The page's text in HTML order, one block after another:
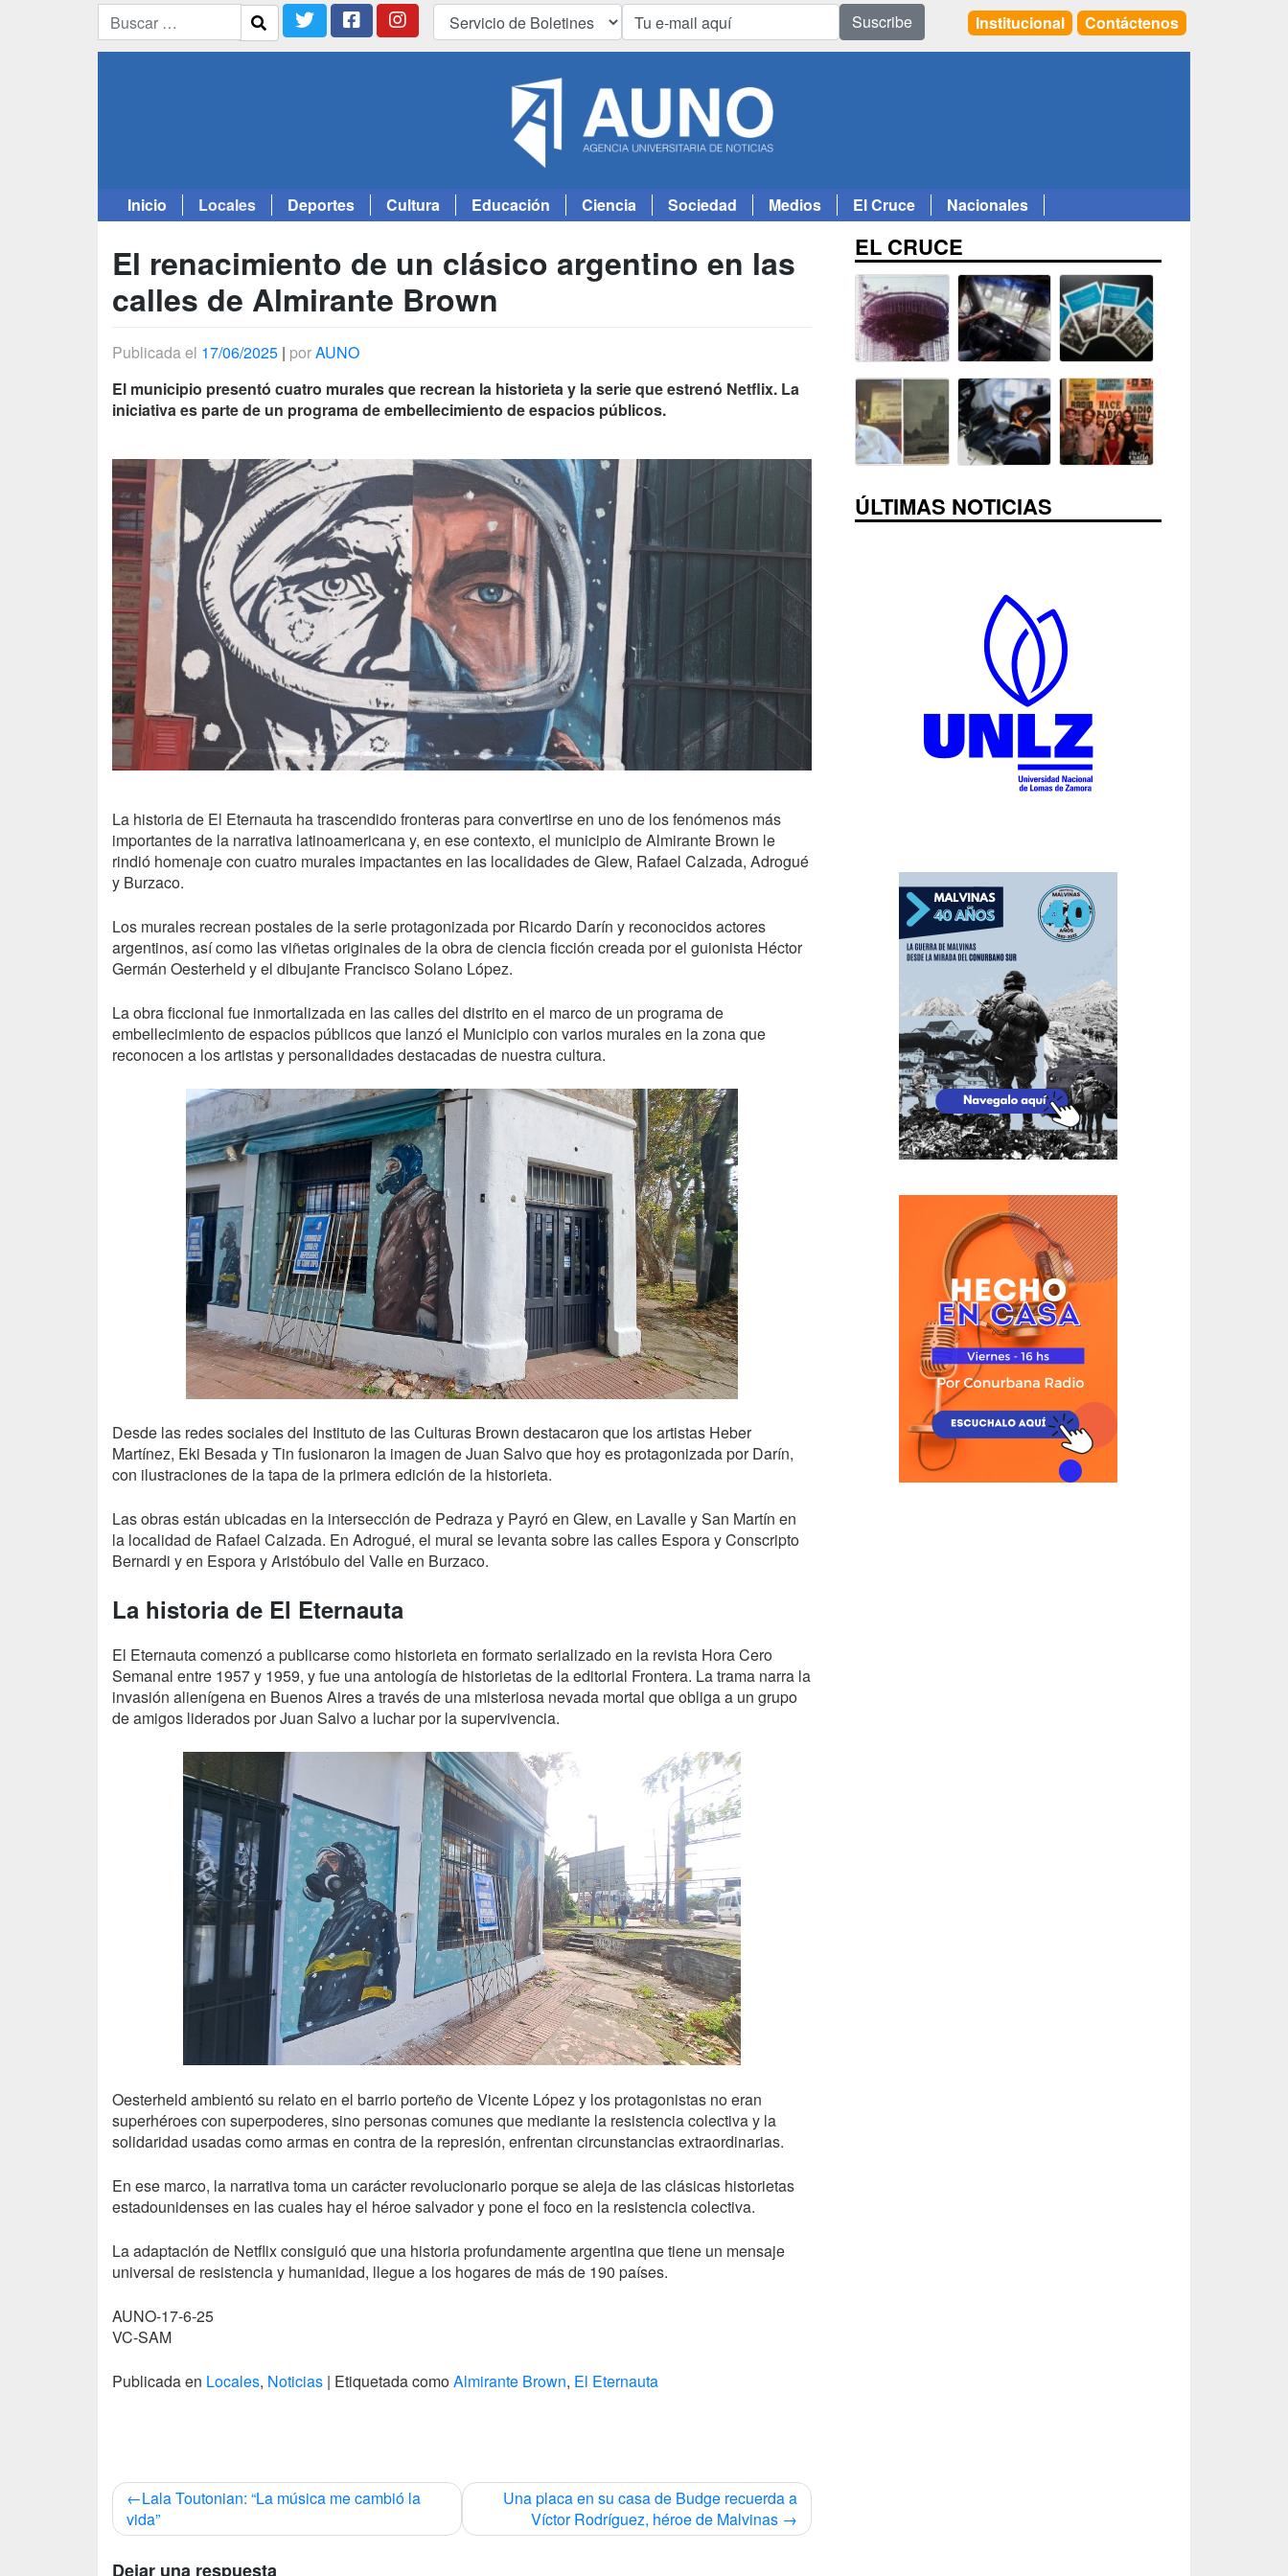
Suscribe Institucional Contáctenos
Inicio Locales Deportes Cultura Educación Ciencia Sociedad Medios El Cruce
Nacionales
El renacimiento de un clásico argentino en las
calles de Almirante Brown
Publicada el 17/06/2025 | porAUNO
El municipio presentó cuatro murales que recrean la historieta y la serie que estrenó Netflix. La
iniciativa es parte de un programa de embellecimiento de espacios públicos.
La historia de El Eternauta ha trascendido fronteras para convertirse en uno de los fenómenos más
importantes de la narrativa latinoamericana y, en ese contexto, el municipio de Almirante Brown le
rindió homenaje con cuatro murales impactantes en las localidades de Glew, Rafael Calzada, Adrogué
y Burzaco.
Los murales recrean postales de la serie protagonizada por Ricardo Darín y reconocidos actores
argentinos, así como las viñetas originales de la obra de ciencia ficción creada por el guionista Héctor
Germán Oesterheld y el dibujante Francisco Solano López.
La obra ficcional fue inmortalizada en las calles del distrito en el marco de un programa de
embellecimiento de espacios públicos que lanzó el Municipio con varios murales en la zona que
reconocen a los artistas y personalidades destacadas de nuestra cultura.
Desde las redes sociales del Instituto de las Culturas Brown destacaron que los artistas Heber
Martínez, Eki Besada y Tin fusionaron la imagen de Juan Salvo que hoy es protagonizada por Darín,
con ilustraciones de la tapa de la primera edición de la historieta.
Las obras están ubicadas en la intersección de Pedraza y Payró en Glew, en Lavalle y San Martín en
la localidad de Rafael Calzada. En Adrogué, el mural se levanta sobre las calles Espora y Conscripto
Bernardi y en Espora y Aristóbulo del Valle en Burzaco.
La historia de El Eternauta
El Eternauta comenzó a publicarse como historieta en formato serializado en la revista Hora Cero
Semanal entre 1957 y 1959, y fue una antología de historietas de la editorial Frontera. La trama narra la
invasión alienígena en Buenos Aires a través de una misteriosa nevada mortal que obliga a un grupo
de amigos liderados por Juan Salvo a luchar por la supervivencia.
Oesterheld ambientó su relato en el barrio porteño de Vicente López y los protagonistas no eran
superhéroes con superpoderes, sino personas comunes que mediante la resistencia colectiva y la
solidaridad usadas como armas en contra de la represión, enfrentan circunstancias extraordinarias.
En ese marco, la narrativa toma un carácter revolucionario porque se aleja de las clásicas historietas
estadounidenses en las cuales hay el héroe salvador y pone el foco en la resistencia colectiva.
La adaptación de Netflix consiguió que una historia profundamente argentina que tiene un mensaje
universal de resistencia y humanidad, llegue a los hogares de más de 190 países.
AUNO-17-6-25
VC-SAM
Publicada en Locales, Noticias | Etiquetada comoAlmirante Brown, El Eternauta
Navegación
de
Lala Toutonian: “La música me cambió la
vida”
Una placa en su casa de Budge recuerda a
Víctor Rodríguez, héroe de Malvinas
Dejar una respuesta
EL CRUCE
ÚLTIMAS NOTICIAS